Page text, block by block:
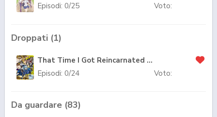
Voto:
Episodi: 0/25
Droppati (1)
That Time I Got Reincarnated as a Slime
Voto:
Episodi: 0/24
Da guardare (83)